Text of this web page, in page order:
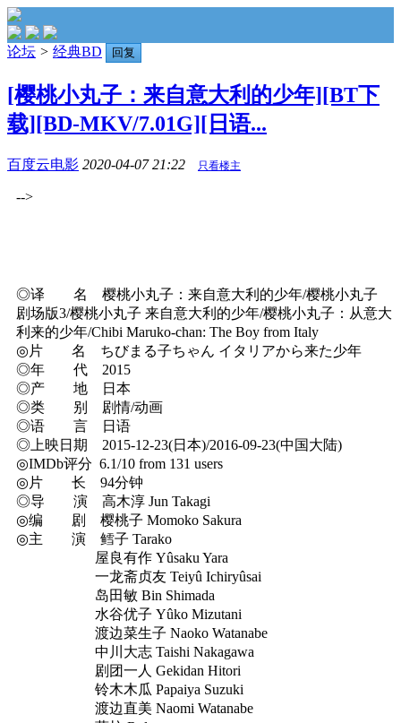
论坛 > 经典BD 回复
[樱桃小丸子：来自意大利的少年][BT下
载][BD-MKV/7.01G][日语...
百度云电影 2020-04-07 21:22 只看楼主
-->
◎译 名 樱桃小丸子：来自意大利的少年/樱桃小丸子
剧场版3/樱桃小丸子 来自意大利的少年/樱桃小丸子：从意大
利来的少年/Chibi Maruko-chan: The Boy from Italy
◎片 名 ちびまる子ちゃん イタリアから来た少年
◎年 代 2015
◎产 地 日本
◎类 别 剧情/动画
◎语 言 日语
◎上映日期 2015-12-23(日本)/2016-09-23(中国大陆)
◎IMDb评分 6.1/10 from 131 users
◎片 长 94分钟
◎导 演 高木淳 Jun Takagi
◎编 剧 樱桃子 Momoko Sakura
◎主 演 鳕子 Tarako
屋良有作 Yûsaku Yara
一龙斋贞友 Teiyû Ichiryûsai
岛田敏 Bin Shimada
水谷优子 Yûko Mizutani
渡边菜生子 Naoko Watanabe
中川大志 Taishi Nakagawa
剧团一人 Gekidan Hitori
铃木木瓜 Papaiya Suzuki
渡边直美 Naomi Watanabe